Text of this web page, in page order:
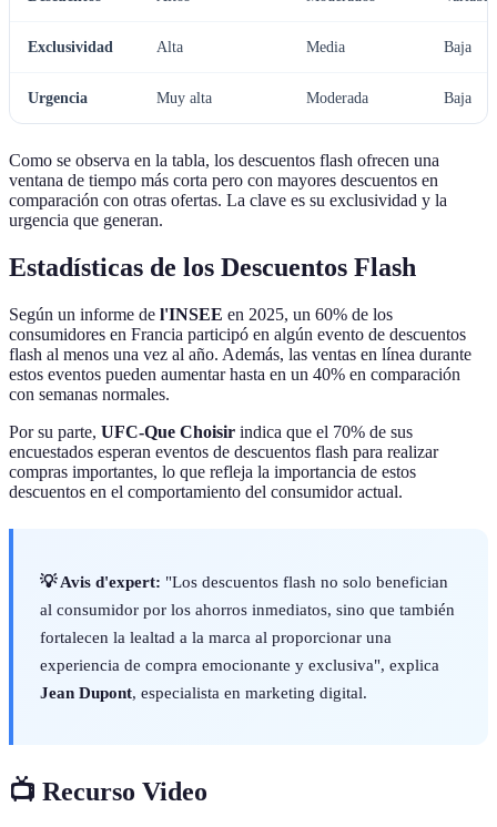
Exclusividad Alta Media Baja
Urgencia Muy alta Moderada Baja
Como se observa en la tabla, los descuentos flash ofrecen una
ventana de tiempo más corta pero con mayores descuentos en
comparación con otras ofertas. La clave es su exclusividad y la
urgencia que generan.
Estadísticas de los Descuentos Flash
Según un informe de l'INSEE en 2025, un 60% de los
consumidores en Francia participó en algún evento de descuentos
flash al menos una vez al año. Además, las ventas en línea durante
estos eventos pueden aumentar hasta en un 40% en comparación
con semanas normales.
Por su parte, UFC-Que Choisir indica que el 70% de sus
encuestados esperan eventos de descuentos flash para realizar
compras importantes, lo que refleja la importancia de estos
descuentos en el comportamiento del consumidor actual.
💡 Avis d'expert: "Los descuentos flash no solo benefician
al consumidor por los ahorros inmediatos, sino que también
fortalecen la lealtad a la marca al proporcionar una
experiencia de compra emocionante y exclusiva", explica
Jean Dupont, especialista en marketing digital.
📺 Recurso Video